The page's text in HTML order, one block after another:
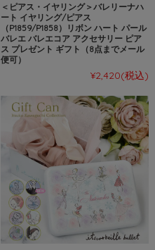
＜ピアス・イヤリング＞バレリーナハ
ート イヤリング/ピアス
（P1859/P1858）リボン ハート パール
バレエ バレエコア アクセサリー ピア
ス プレゼント ギフト（8点までメール
便可）
¥2,420(税込)